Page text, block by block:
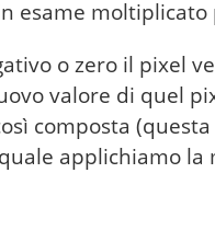
esame moltiplicato
o zero il pixel
valore di quel
composta
applichiamo